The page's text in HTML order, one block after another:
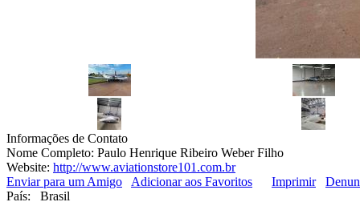
Informações de Contato
Nome Completo: Paulo Henrique Ribeiro Weber Filho
Website: http://www.aviationstore101.com.br
Enviar para um Amigo
Adicionar aos Favoritos Imprimir
País: Brasil